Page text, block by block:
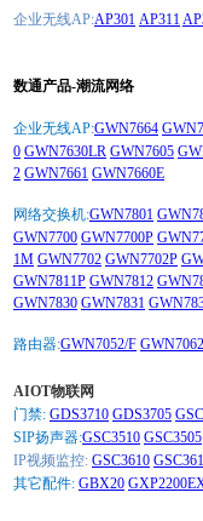
企业无线AP:AP301 AP311
数通产品-潮流网络
企业无线AP:GWN7664
0 GWN7630LR GWN7605
2 GWN7661 GWN7660E
网络交换机:GWN7801
GWN7700 GWN7700P
1M GWN7702 GWN7702P
GWN7811P GWN7812
GWN7830 GWN7831
路由器:GWN7052/F GWN7062
AIOT物联网
门禁: GDS3710 GDS3705
SIP扬声器:GSC3510 GSC3505
IP视频监控: GSC3610
其它配件: GBX20